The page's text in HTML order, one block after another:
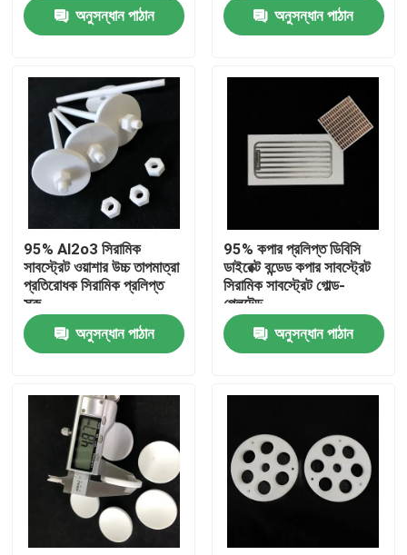
বাড়ি
ভিডিও
আমাদের সম্পর্কে
কারখানা ভ্রমণ
মান নিয়ন্ত্রণ
উদ্ধৃতির জন্য আবেদন
মেশিনিং সিরামিক যন্ত্রাংশ
95 অ্যালুমিনা সিরামিক
অনুসন্ধান পাঠান
অনুসন্ধান পাঠান
95% Al2o3 সিরামিক
সাবস্ট্রেট ওয়াশার উচ্চ তাপমাত্রা
প্রতিরোধক সিরামিক প্রলিপ্ত
স্ক্রু
অনুসন্ধান পাঠান
95% কপার প্রলিপ্ত ডিবিসি
ডাইরেক্ট বন্ডেড কপার সাবস্ট্রেট
সিরামিক সাবস্ট্রেট গোল্ড-
প্লেটেড
অনুসন্ধান পাঠান